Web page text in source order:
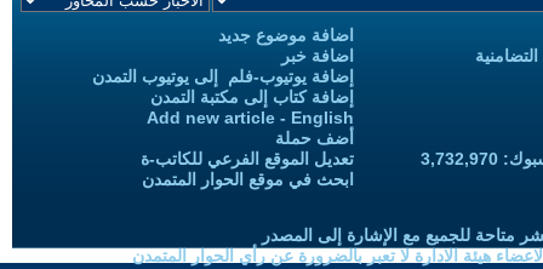
اضافة موضوع جديد
اضافة خبر
إضافة يوتيوب-فلم إلى يوتيوب التمدن
إضافة كتاب إلى مكتبة التمدن
Add new article - English
أضف حملة
تعديل الموقع الفرعي للكاتب-ة
ابحث في موقع الحوار المتمدن
متاحة للجميع مع الإشارة إلى المصدر
هيئة الادارة لا تعبر بالضرورة عن رأي الحوار المتمدن